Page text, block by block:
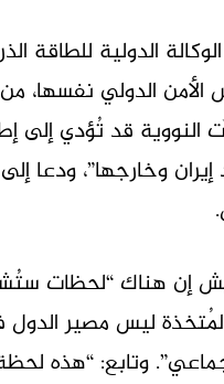
الدولية للطاقة
الدولي نفسها،
النووية قد تُؤدي إلى
وخارجها”، ودعا
إن هناك “لحظات
ليس مصير
وتابع: “هذه